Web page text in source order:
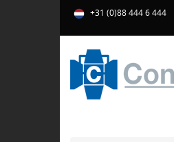
+31 (0)88 444 6 444